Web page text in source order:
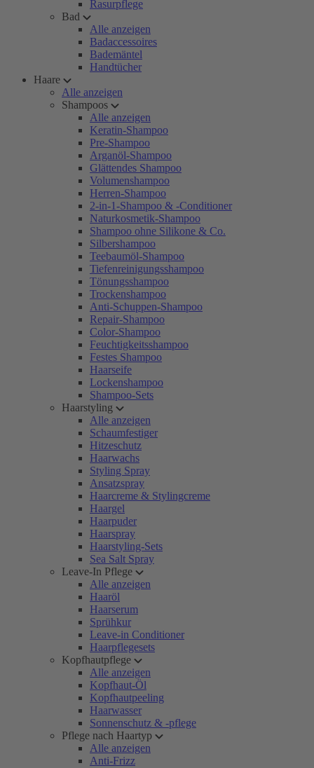
Rasurpflege
Bad
Alle anzeigen
Badaccessoires
Bademäntel
Handtücher
Haare
Alle anzeigen
Shampoos
Alle anzeigen
Keratin-Shampoo
Pre-Shampoo
Arganöl-Shampoo
Glättendes Shampoo
Volumenshampoo
Herren-Shampoo
2-in-1-Shampoo & -Conditioner
Naturkosmetik-Shampoo
Shampoo ohne Silikone & Co.
Silbershampoo
Teebaumöl-Shampoo
Tiefenreinigungsshampoo
Tönungsshampoo
Trockenshampoo
Anti-Schuppen-Shampoo
Repair-Shampoo
Color-Shampoo
Feuchtigkeitsshampoo
Festes Shampoo
Haarseife
Lockenshampoo
Shampoo-Sets
Haarstyling
Alle anzeigen
Schaumfestiger
Hitzeschutz
Haarwachs
Styling Spray
Ansatzspray
Haarcreme & Stylingcreme
Haargel
Haarpuder
Haarspray
Haarstyling-Sets
Sea Salt Spray
Leave-In Pflege
Alle anzeigen
Haaröl
Haarserum
Sprühkur
Leave-in Conditioner
Haarpflegesets
Kopfhautpflege
Alle anzeigen
Kopfhaut-Öl
Kopfhautpeeling
Haarwasser
Sonnenschutz & -pflege
Pflege nach Haartyp
Alle anzeigen
Anti-Frizz